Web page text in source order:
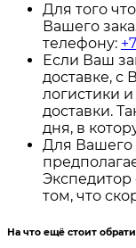
Для того
Вашего
телефону:
Если Ваш
доставке, с
логистики
доставки.
дня, в
Для Вашего
том, что
На что ещё стоит